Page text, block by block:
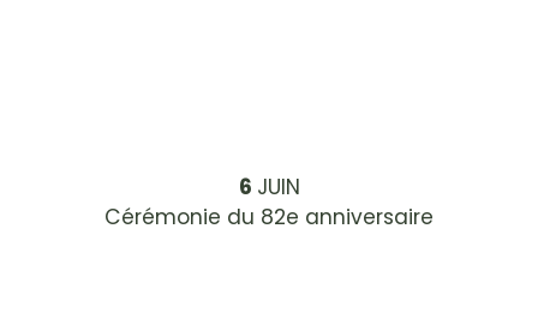
6 JUIN
Cérémonie du 82e anniversaire